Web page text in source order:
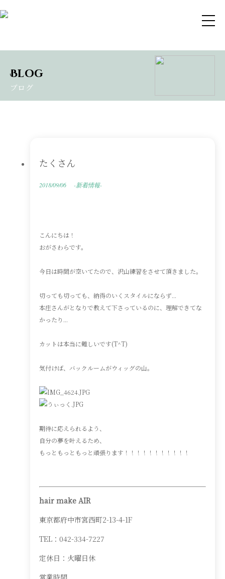
Blog
ブログ
たくさん
2018/09/06 -新着情報-
こんにちは！
おがさわらです。
今日は時間が空いてたので、沢山練習をさせて頂きました。
切っても切っても、納得のいくスタイルにならず...
本庄さんがとなりで教えて下さっているのに、理解できてな
かったり...
カットは本当に難しいです(T^T)
気付けば、バックルームがウィッグの山。
期待に応えられるよう、
自分の夢を叶えるため、
もっともっともっと頑張ります！！！！！！！！！！！
hair make AIR
東京都府中市宮西町2-13-4-1F
TEL：042-334-7227
定休日：火曜日休